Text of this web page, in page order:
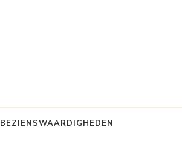
BEZIENSWAARDIGHEDEN